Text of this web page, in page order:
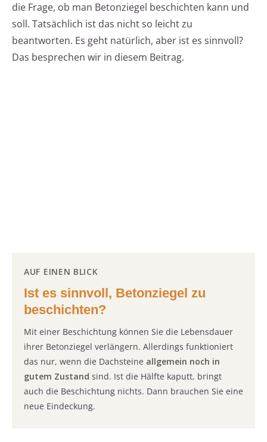
die Frage, ob man Betonziegel beschichten kann und
soll. Tatsächlich ist das nicht so leicht zu
beantworten. Es geht natürlich, aber ist es sinnvoll?
Das besprechen wir in diesem Beitrag.
AUF EINEN BLICK
Ist es sinnvoll, Betonziegel zu
beschichten?
Mit einer Beschichtung können Sie die Lebensdauer
ihrer Betonziegel verlängern. Allerdings funktioniert
das nur, wenn die Dachsteine allgemein noch in
gutem Zustand sind. Ist die Hälfte kaputt, bringt
auch die Beschichtung nichts. Dann brauchen Sie eine
neue Eindeckung.